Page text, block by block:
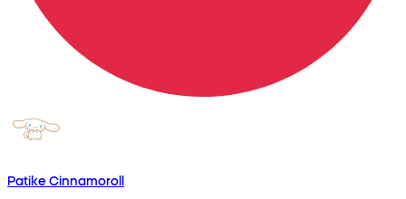
Patike Cinnamoroll